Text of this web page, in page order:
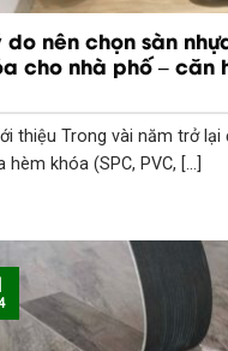
do nên chọn sàn
cho nhà phố – căn
thiệu Trong vài năm trở lại
hèm khóa (SPC, PVC, [...]